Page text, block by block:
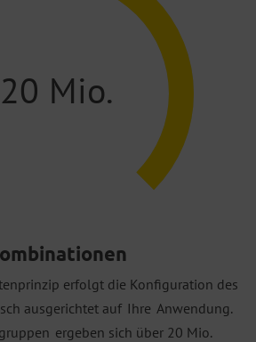
20 Mio.
erfolgt die Konfiguration des
ausgerichtet auf Ihre Anwendung.
ergeben sich über 20 Mio.